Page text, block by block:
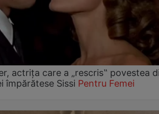
actrița care a „rescris‟ povestea
împărătese Sissi Pentru Femei